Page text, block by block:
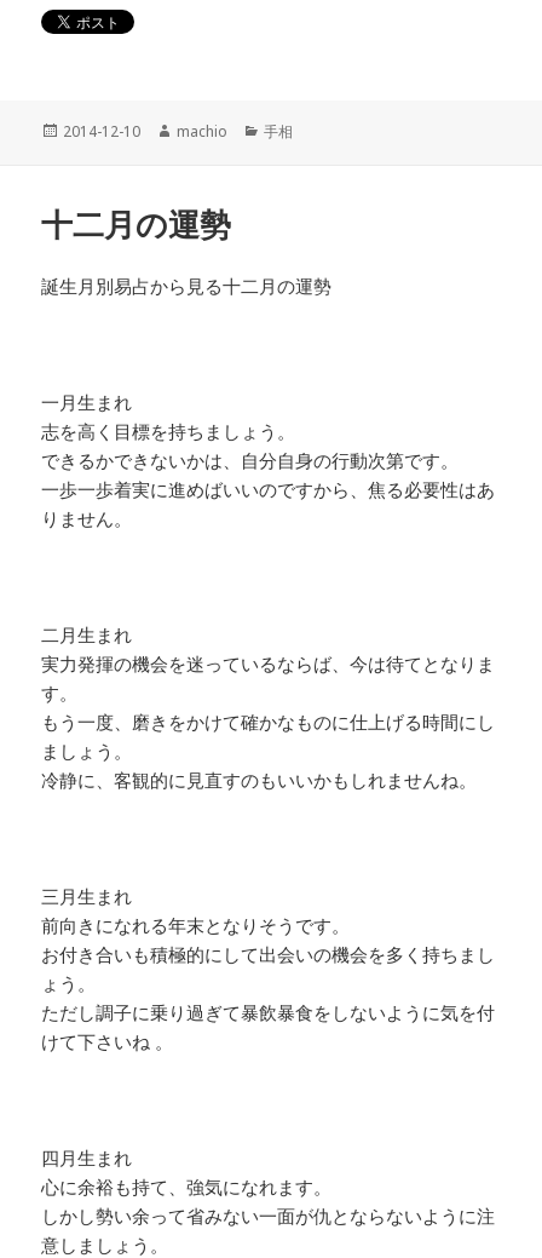
投
2014-12-10
作
machio
カ
手相
十二月の運勢
誕生月別易占から見る十二月の運勢
一月生まれ
志を高く目標を持ちましょう。
できるかできないかは、自分自身の行動次第です。
一歩一歩着実に進めばいいのですから、焦る必要性はあ
りません。
二月生まれ
実力発揮の機会を迷っているならば、今は待てとなりま
す。
もう一度、磨きをかけて確かなものに仕上げる時間にし
ましょう。
冷静に、客観的に見直すのもいいかもしれませんね。
三月生まれ
前向きになれる年末となりそうです。
お付き合いも積極的にして出会いの機会を多く持ちまし
ょう。
ただし調子に乗り過ぎて暴飲暴食をしないように気を付
けて下さいね 。
四月生まれ
心に余裕も持て、強気になれます。
しかし勢い余って省みない一面が仇とならないように注
意しましょう。